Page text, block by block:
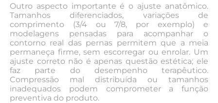
Outro aspecto importante é o ajuste anatômico.
Tamanhos diferenciados, variações de
comprimento (3/4 ou 7/8, por exemplo) e
modelagens pensadas para acompanhar o
contorno real das pernas permitem que a meia
permaneça firme, sem escorregar ou enrolar. Um
ajuste correto não é apenas questão estética; ele
faz parte do desempenho terapêutico.
Compressão mal distribuída ou tamanhos
inadequados podem comprometer a função
preventiva do produto.